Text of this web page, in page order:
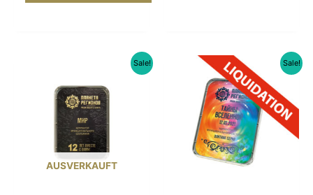
Sale!
AUSVERKAUFT
Sale!